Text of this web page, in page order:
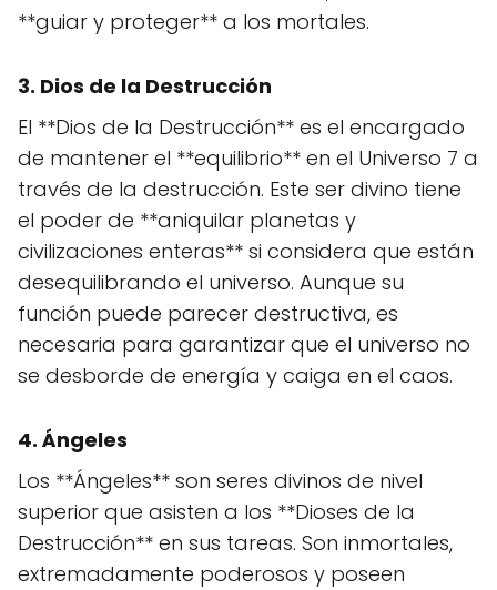
**guiar y proteger** a los mortales.
3. Dios de la Destrucción
El **Dios de la Destrucción** es el encargado
de mantener el **equilibrio** en el Universo 7 a
través de la destrucción. Este ser divino tiene
el poder de **aniquilar planetas y
civilizaciones enteras** si considera que están
desequilibrando el universo. Aunque su
función puede parecer destructiva, es
necesaria para garantizar que el universo no
se desborde de energía y caiga en el caos.
4. Ángeles
Los **Ángeles** son seres divinos de nivel
superior que asisten a los **Dioses de la
Destrucción** en sus tareas. Son inmortales,
extremadamente poderosos y poseen